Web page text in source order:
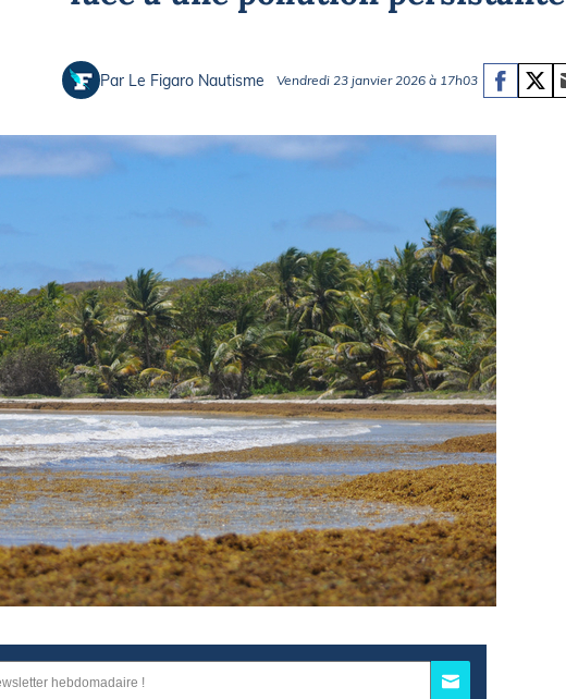
Pêche en mer
Plongée
FLASH INFO
Par Le Figaro Nautisme Vendredi 23 janvier 2026 à 17h03